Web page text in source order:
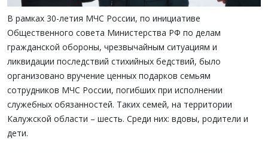
В рамках 30-летия МЧС России, по инициативе
Общественного совета Министерства РФ по делам
гражданской обороны, чрезвычайным ситуациям и
ликвидации последствий стихийных бедствий, было
организовано вручение ценных подарков семьям
сотрудников МЧС России, погибших при исполнении
служебных обязанностей. Таких семей, на территории
Калужской области – шесть. Среди них: вдовы, родители и
дети.